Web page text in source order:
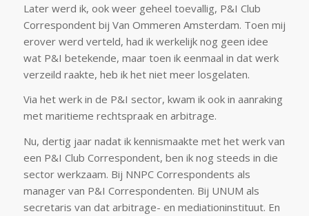
Later werd ik, ook weer geheel toevallig, P&I Club
Correspondent bij Van Ommeren Amsterdam. Toen mij
erover werd verteld, had ik werkelijk nog geen idee
wat P&I betekende, maar toen ik eenmaal in dat werk
verzeild raakte, heb ik het niet meer losgelaten.
Via het werk in de P&I sector, kwam ik ook in aanraking
met maritieme rechtspraak en arbitrage.
Nu, dertig jaar nadat ik kennismaakte met het werk van
een P&I Club Correspondent, ben ik nog steeds in die
sector werkzaam. Bij NNPC Correspondents als
manager van P&I Correspondenten. Bij UNUM als
secretaris van dat arbitrage- en mediationinstituut. En